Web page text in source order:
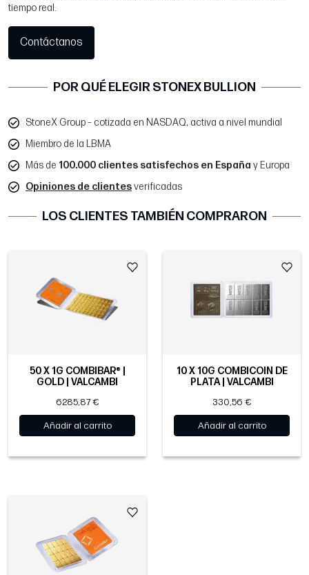
tiempo real.
Contáctanos
POR QUÉ ELEGIR STONEX BULLION
StoneX Group – cotizada en NASDAQ, activa a nivel mundial
Miembro de la LBMA
Más de 100.000 clientes satisfechos en España y Europa
Opiniones de clientesverificadas
LOS CLIENTES TAMBIÉN COMPRARON
50 X 1G COMBIBAR® |
GOLD | VALCAMBI
6285,87 €
Añadir al carrito
10 X 10G COMBICOIN DE
PLATA | VALCAMBI
330,56 €
Añadir al carrito